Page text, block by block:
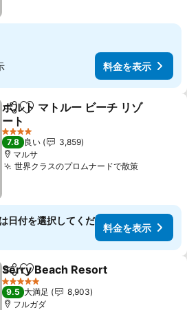
料金を表示
シェアお気に入りに追加
ポルト マトルー ビーチ リゾ
ート
4 ホテルのランク
7.8 良い
3,859
マルサ
世界クラスのプロムナードで散策
日付を選択してくだ
料金を表示
シェアお気に入りに追加
Serry Beach Resort
5 ホテルのランク
9.5 大満足
8,903
フルガダ